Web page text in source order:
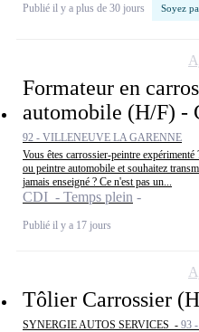
Publié il y a plus de 30 jours Soyez
Formateur en
automobile (H/F) -
92 - VILLENEUVE LA GARENNE
Vous êtes carrossier-peintre
ou peintre automobile et souhaitez
jamais enseigné ? Ce n'est pas un...
CDI - Temps plein
Publié il y a 17 jours
Tôlier Carrossier
SYNERGIE AUTOS SERVICES - 93